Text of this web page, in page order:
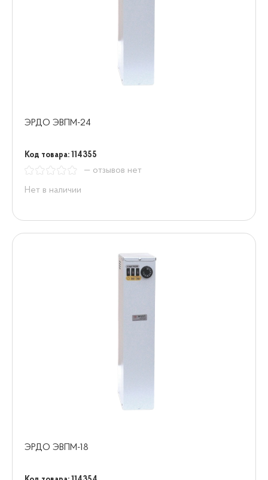
ЭРДО ЭВПМ-24
Код товара: 114355
— отзывов нет
Нет в наличии
ЭРДО ЭВПМ-18